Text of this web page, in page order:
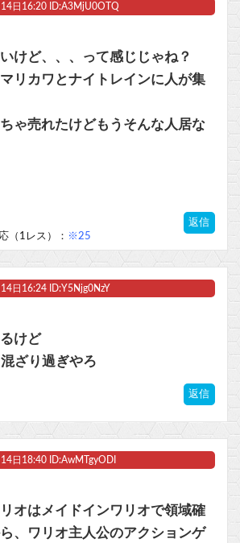
日16:20 ID:A3MjU0OTQ
けど、、、って感じじゃね？
リカワとナイトレインに人が集
ゃ売れたけどもうそんな人居な
返信
（1レス）： ※25
日16:24 ID:Y5Njg0NzY
けど
ざり過ぎやろ
返信
日18:40 ID:AwMTgyODI
オはメイドインワリオで領域確
、ワリオ主人公のアクションゲ